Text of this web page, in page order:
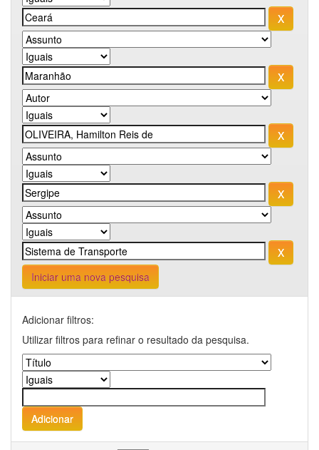
Iniciar uma nova pesquisa
Adicionar filtros:
Utilizar filtros para refinar o resultado da pesquisa.